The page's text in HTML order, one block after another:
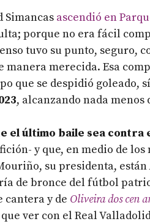
Simancas ascendió en
porque no era fácil
tuvo su punto, seguro,
merecida. Esa
que se despidió goleado,
, alcanzando nada
el último baile sea contra
y que, en medio de
su presidenta, están
de bronce del fútbol
cantera y de Oliveira dos cen
ver con el Real